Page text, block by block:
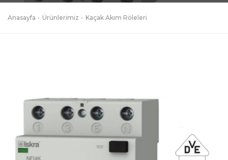
Anasayfa Ürünlerimiz Kaçak Akım Röleleri